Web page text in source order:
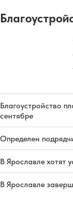
Благоустройство
сентябре
Определен
В Ярославле хотят
В Ярославле